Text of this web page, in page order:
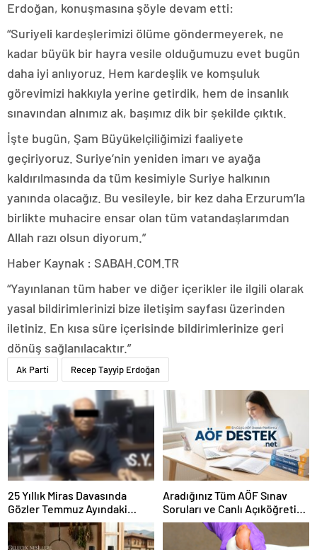
Erdoğan, konuşmasına şöyle devam etti:
“Suriyeli kardeşlerimizi ölüme göndermeyerek, ne
kadar büyük bir hayra vesile olduğumuzu evet bugün
daha iyi anlıyoruz. Hem kardeşlik ve komşuluk
görevimizi hakkıyla yerine getirdik, hem de insanlık
sınavından alnımız ak, başımız dik bir şekilde çıktık.
İşte bugün, Şam Büyükelçiliğimizi faaliyete
geçiriyoruz. Suriye’nin yeniden imarı ve ayağa
kaldırılmasında da tüm kesimiyle Suriye halkının
yanında olacağız. Bu vesileyle, bir kez daha Erzurum’la
birlikte muhacire ensar olan tüm vatandaşlarımdan
Allah razı olsun diyorum.”
Haber Kaynak : SABAH.COM.TR
“Yayınlanan tüm haber ve diğer içerikler ile ilgili olarak
yasal bildirimlerinizi bize iletişim sayfası üzerinden
iletiniz. En kısa süre içerisinde bildirimlerinize geri
dönüş sağlanılacaktır.”
Ak Parti Recep Tayyip Erdoğan
25 Yıllık Miras Davasında
Gözler Temmuz Ayındaki
Karar Duruşmasına Çevrildi
Aradığınız Tüm AÖF Sınav
Soruları ve Canlı Açıköğretim
Forumu Burada